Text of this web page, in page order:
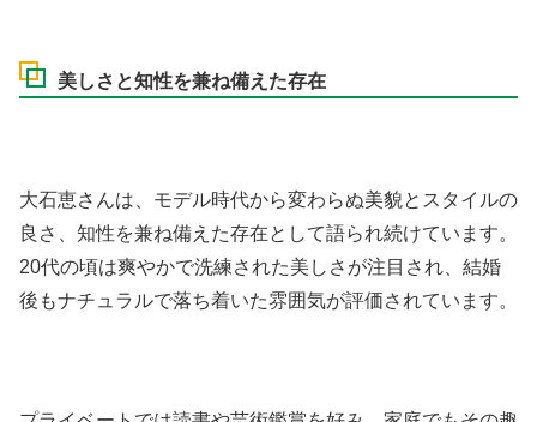
美しさと知性を兼ね備えた存在
大石恵さんは、モデル時代から変わらぬ美貌とスタイルの
良さ、知性を兼ね備えた存在として語られ続けています。
20代の頃は爽やかで洗練された美しさが注目され、結婚
後もナチュラルで落ち着いた雰囲気が評価されています。